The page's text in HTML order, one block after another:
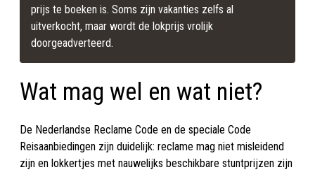
prijs te boeken is. Soms zijn vakanties zelfs al
uitverkocht, maar wordt de lokprijs vrolijk
doorgeadverteerd.
Wat mag wel en wat niet?
De Nederlandse Reclame Code en de speciale Code
Reisaanbiedingen zijn duidelijk: reclame mag niet misleidend
zijn en lokkertjes met nauwelijks beschikbare stuntprijzen zijn